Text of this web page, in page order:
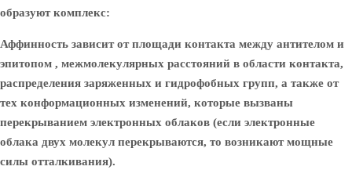
образуют комплекс:
Аффинность зависит от площади контакта между антителом и
эпитопом , межмолекулярных расстояний в области контакта,
распределения заряженных и гидрофобных групп, а также от
тех конформационных изменений, которые вызваны
перекрыванием электронных облаков (если электронные
облака двух молекул перекрываются, то возникают мощные
силы отталкивания).